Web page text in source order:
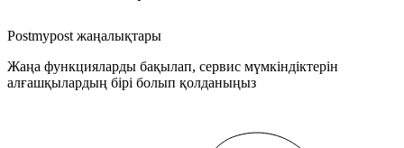
Postmypost жаңалықтары
Жаңа функцияларды бақылап, сервис мүмкіндіктерін
алғашқылардың бірі болып қолданыңыз